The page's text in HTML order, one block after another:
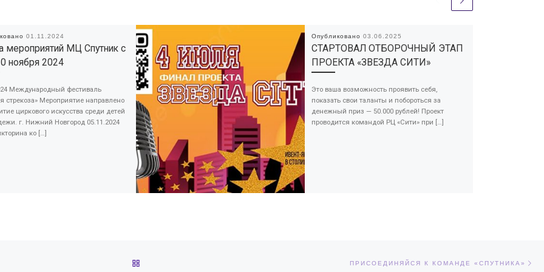
01.11.2024
мероприятий МЦ Спутник с
ноября 2024
Международный фестиваль
стрекоза» Мероприятие направлено
циркового искусства среди детей
г. Нижний Новгород 05.11.2024
ко […]
Опубликовано 03.06.2025
СТАРТОВАЛ ОТБОРОЧНЫЙ ЭТАП
ПРОЕКТА «ЗВЕЗДА СИТИ»
Это ваша возможность проявить себя,
показать свои таланты и побороться за
денежный приз — 50.000 рублей! Проект
проводится командой РЦ «Сити» при […]
ПРИСОЕДИНЯЙСЯ К КОМАНДЕ «СПУТНИКА»